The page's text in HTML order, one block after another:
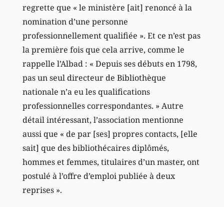
regrette que « le ministère [ait] renoncé à la
nomination d’une personne
professionnellement qualifiée ». Et ce n’est pas
la première fois que cela arrive, comme le
rappelle l’Albad : « Depuis ses débuts en 1798,
pas un seul directeur de Bibliothèque
nationale n’a eu les qualifications
professionnelles correspondantes. » Autre
détail intéressant, l’association mentionne
aussi que « de par [ses] propres contacts, [elle
sait] que des bibliothécaires diplômés,
hommes et femmes, titulaires d’un master, ont
postulé à l’offre d’emploi publiée à deux
reprises ».